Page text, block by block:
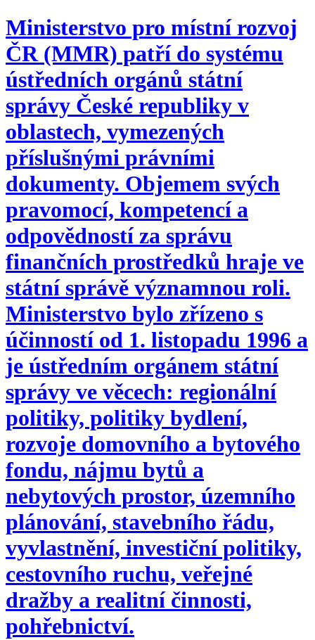
Ministerstvo pro místní rozvoj
ČR (MMR) patří do systému
ústředních orgánů státní
správy České republiky v
oblastech, vymezených
příslušnými právními
dokumenty. Objemem svých
pravomocí, kompetencí a
odpovědností za správu
finančních prostředků hraje ve
státní správě významnou roli.
Ministerstvo bylo zřízeno s
účinností od 1. listopadu 1996 a
je ústředním orgánem státní
správy ve věcech: regionální
politiky, politiky bydlení,
rozvoje domovního a bytového
fondu, nájmu bytů a
nebytových prostor, územního
plánování, stavebního řádu,
vyvlastnění, investiční politiky,
cestovního ruchu, veřejné
dražby a realitní činnosti,
pohřebnictví.